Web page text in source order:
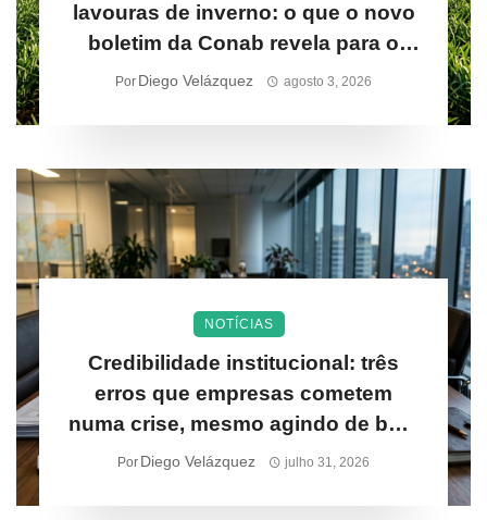
lavouras de inverno: o que o novo
boletim da Conab revela para o
produtor rural
Por Diego Velázquez agosto 3, 2026
NOTÍCIAS
Credibilidade institucional: três
erros que empresas cometem
numa crise, mesmo agindo de boa-
fé
Por Diego Velázquez julho 31, 2026